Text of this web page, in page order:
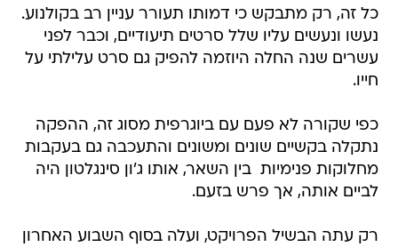
כל זה, רק מתבקש כי דמותו תעורר עניין רב בקולנוע.
נעשו ונעשים עליו שלל סרטים תיעודיים, וכבר לפני
עשרים שנה החלה היוזמה להפיק גם סרט עלילתי על
חייו.
כפי שקורה לא פעם עם ביוגרפית מסוג זה, ההפקה
נתקלה בקשיים שונים ומשונים והתעכבה גם בעקבות
מחלוקות פנימיות  בין השאר, אותו ג'ון סינגלטון היה
לביים אותה, אך פרש בזעם.
רק עתה הבשיל הפרויקט, ועלה בסוף השבוע האחרון